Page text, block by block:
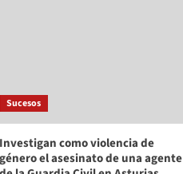
Sucesos
Investigan como violencia de
género el asesinato de una agente